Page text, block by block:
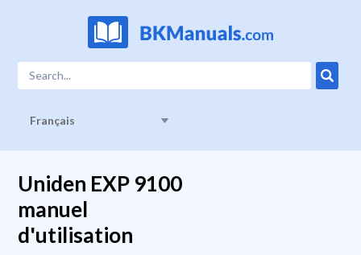
Français
Uniden EXP 9100
manuel
d'utilisation